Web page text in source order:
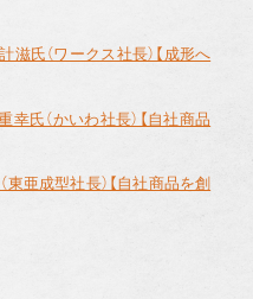
氏（ワークス社長）【成形へ
氏（かいわ社長）【自社商品
亜成型社長）【自社商品を創